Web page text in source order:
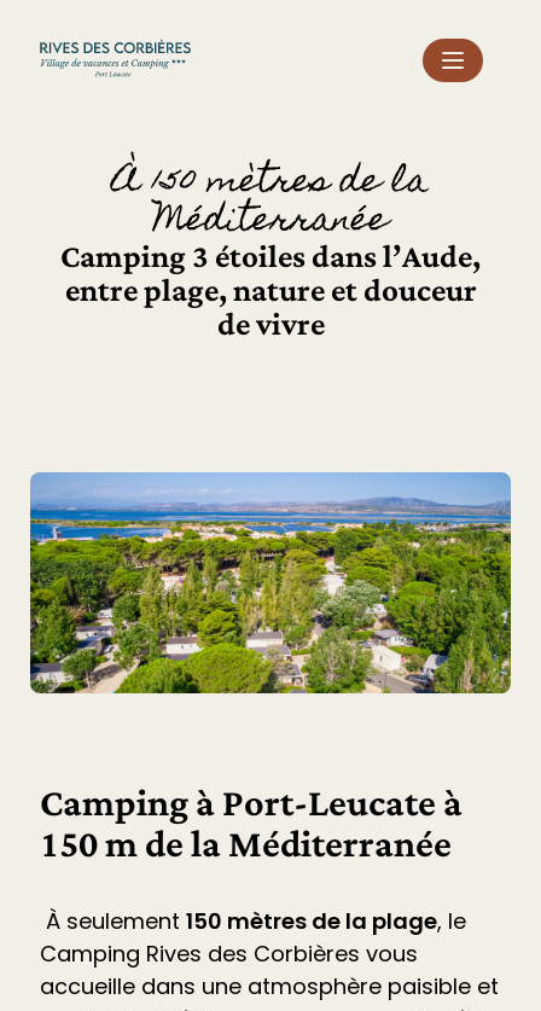
À 150 mètres de la
Méditerranée
Camping 3 étoiles dans l’Aude,
entre plage, nature et douceur
de vivre
Camping à Port-Leucate à
150 m de la Méditerranée
À seulement150 mètres de la plage, le
Camping Rives des Corbières vous
accueille dans une atmosphère paisible et